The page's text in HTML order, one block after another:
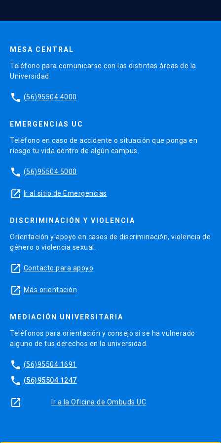
MESA CENTRAL
Teléfono para comunicarse con las distintas áreas de la
Universidad.
phone (56)95504 4000
EMERGENCIAS UC
Teléfono en caso de accidente o situación que ponga en
riesgo tu vida dentro de algún campus.
phone (56)95504 5000
launch Ir al sitio de Emergencias
DISCRIMINACIÓN Y VIOLENCIA
Orientación y apoyo en casos de discriminación, violencia de
género o violencia sexual.
launch Contacto para apoyo
launch Más orientación
MEDIACIÓN UNIVERSITARIA
Teléfonos para orientación y consejo si se ha vulnerado
alguno de tus derechos en la universidad.
phone (56)95504 1691
phone (56)95504 1247
launch Ir a la Oficina de Ombuds UC